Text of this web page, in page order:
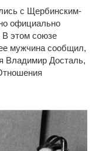
с Щербинским-
официально
В этом союзе
мужчина сообщил,
Владимир Досталь,